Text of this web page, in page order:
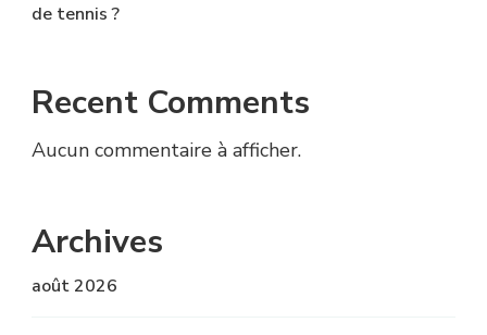
de tennis ?
Recent Comments
Aucun commentaire à afficher.
Archives
août 2026